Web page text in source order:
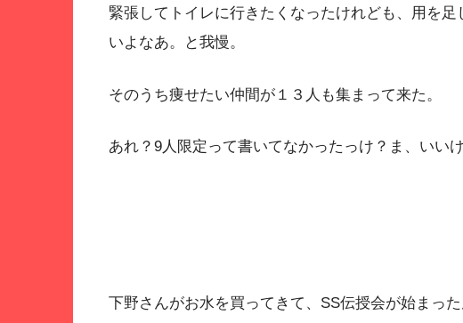
緊張してトイレに行きたくなったけれども、用を
いよなあ。と我慢。
そのうち痩せたい仲間が１３人も集まって来た。
あれ？9人限定って書いてなかったっけ？ま、いいけ
下野さんがお水を買ってきて、SS伝授会が始まっ